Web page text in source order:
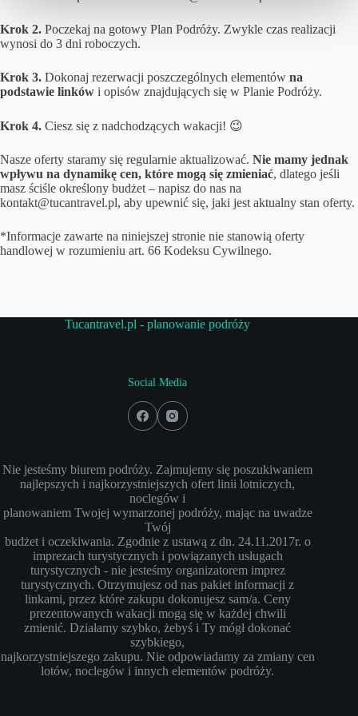
Krok 2. Poczekaj na gotowy Plan Podróży. Zwykle czas realizacji
wynosi do 3 dni roboczych.
Krok 3. Dokonaj rezerwacji poszczególnych elementów na
podstawie linków i opisów znajdujących się w Planie Podróży.
Krok 4. Ciesz się z nadchodzących wakacji! 😉
Nasze oferty staramy się regularnie aktualizować. Nie mamy jednak
wpływu na dynamikę cen, które mogą się zmieniać, dlatego jeśli
masz ściśle określony budżet – napisz do nas na
kontakt@tucantravel.pl, aby upewnić się, jaki jest aktualny stan oferty.
*Informacje zawarte na niniejszej stronie nie stanowią oferty
handlowej w rozumieniu art. 66 Kodeksu Cywilnego.
Tucantravel.pl - planowanie podróży
Social Media
Nie jesteśmy biurem podróży. Zajmujemy się poszukiwaniem
najlepszych i najkorzystniejszych ofert linii lotniczych,
noclegów i
planowaniem Twojej wymarzonej podróży, mając na uwadze
Twój
budżet i oczekiwania. Zgodnie z ustawą z dn. 24.11.2017r. o
imprezach turystycznych i powiązanych usługach
turystycznych - nie jesteśmy organizatorem imprez
turystycznych. Otrzymujesz od nas pakiet informacji z
linkami, przez które zakupu dokonujesz sam/a. Ceny
prezentowanych wakacji mogą się w każdej chwili
zmienić. Działamy szybko, żebyś i Ty mógł dokonać
szybkiego,
najkorzystniejszego zakupu. Nie odpowiadamy za zmiany cen
lotów, noclegów i innych elementów podróży.